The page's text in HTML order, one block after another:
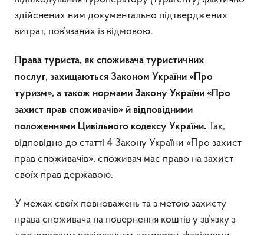
здійснених ним документально підтверджених
витрат, пов’язаних із відмовою.
Права туриста, як споживача туристичних
послуг, захищаються Законом України «Про
туризм», а також нормами Закону України «Про
захист прав споживачів» й відповідними
положеннями Цивільного кодексу України. Так,
відповідно до статті 4 Закону України «Про захист
прав споживачів», споживач має право на захист
своїх прав державою.
У межах своїх повноважень та з метою захисту
права споживача на повернення коштів у зв’язку з